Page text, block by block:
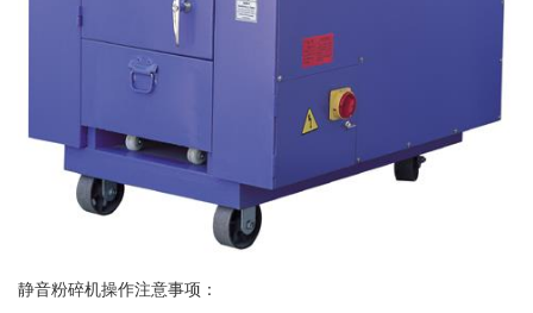
静音粉碎机操作注意事项：